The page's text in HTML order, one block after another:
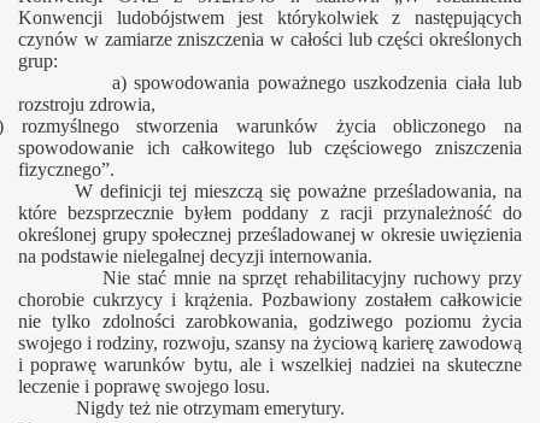
Konwencji ludobójstwem jest którykolwiek z następujących
czynów w zamiarze zniszczenia w całości lub części określonych
grup:
a) spowodowania poważnego uszkodzenia ciała lub
rozstroju zdrowia,
rozmyślnego stworzenia warunków życia obliczonego na
spowodowanie ich całkowitego lub częściowego zniszczenia
fizycznego”.
W definicji tej mieszczą się poważne prześladowania, na
które bezsprzecznie byłem poddany z racji przynależność do
określonej grupy społecznej prześladowanej w okresie uwięzienia
na podstawie nielegalnej decyzji internowania.
Nie stać mnie na sprzęt rehabilitacyjny ruchowy przy
chorobie cukrzycy i krążenia. Pozbawiony zostałem całkowicie
nie tylko zdolności zarobkowania, godziwego poziomu życia
swojego i rodziny, rozwoju, szansy na życiową karierę zawodową
i poprawę warunków bytu, ale i wszelkiej nadziei na skuteczne
leczenie i poprawę swojego losu.
Nigdy też nie otrzymam emerytury.